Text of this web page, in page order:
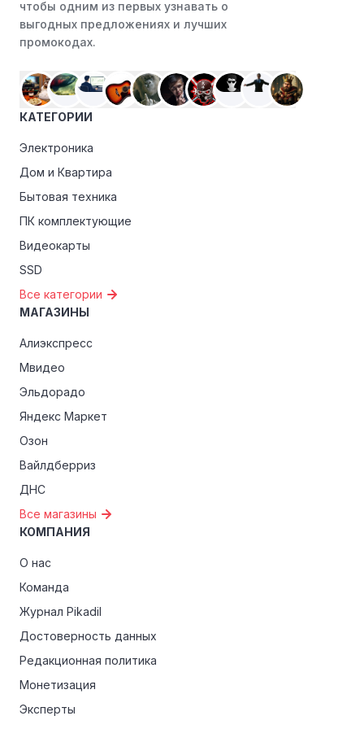
Программы лояльности:Присоединяйтесь к
программам лояльности, предлагаемым интернет-
преимуществами, как скидки только для участников,
ранний доступ к распродажам или эксклюзивным
акциям.
Особые скидки:
критериям, проверьте, предоставляет ли Uzum tezkor
пенсионеров.
чтобы одним из первых узнавать о
выгодных предложениях и лучших
промокодах.
КАТЕГОРИИ
Электроника
Дом и Квартира
Бытовая техника
ПК комплектующие
Видеокарты
SSD
Все категории
МАГАЗИНЫ
Алиэкспресс
Мвидео
Эльдорадо
Яндекс Маркет
Озон
Вайлдберриз
ДНС
Все магазины
КОМПАНИЯ
О нас
Команда
Журнал Pikadil
Достоверность данных
Редакционная политика
Монетизация
Эксперты